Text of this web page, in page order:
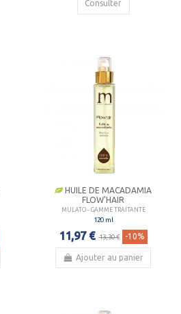
Consulter
HUILE DE MACADAMIA
FLOW'HAIR
MULATO - GAMME TRAITANTE
120 ml
11,97 € 13,30 € -10%
Ajouter au panier